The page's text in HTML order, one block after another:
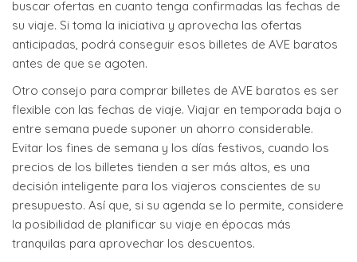
buscar ofertas en cuanto tenga confirmadas las fechas de
su viaje. Si toma la iniciativa y aprovecha las ofertas
anticipadas, podrá conseguir esos billetes de AVE baratos
antes de que se agoten.
Otro consejo para comprar billetes de AVE baratos es ser
flexible con las fechas de viaje. Viajar en temporada baja o
entre semana puede suponer un ahorro considerable.
Evitar los fines de semana y los días festivos, cuando los
precios de los billetes tienden a ser más altos, es una
decisión inteligente para los viajeros conscientes de su
presupuesto. Así que, si su agenda se lo permite, considere
la posibilidad de planificar su viaje en épocas más
tranquilas para aprovechar los descuentos.